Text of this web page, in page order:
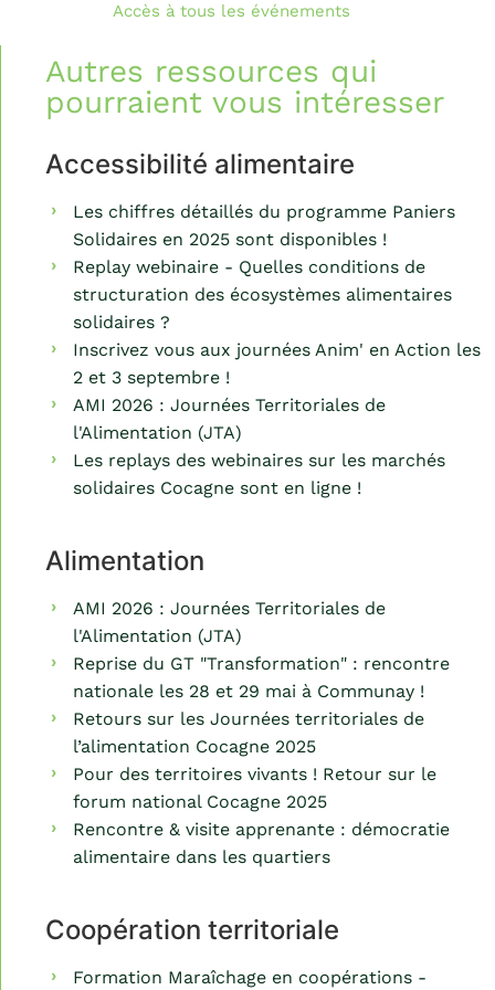
Accès à tous les événements
Autres ressources qui
pourraient vous intéresser
Accessibilité alimentaire
Les chiffres détaillés du programme Paniers
Solidaires en 2025 sont disponibles !
Replay webinaire - Quelles conditions de
structuration des écosystèmes alimentaires
solidaires ?
Inscrivez vous aux journées Anim' en Action les
2 et 3 septembre !
AMI 2026 : Journées Territoriales de
l'Alimentation (JTA)
Les replays des webinaires sur les marchés
solidaires Cocagne sont en ligne !
Alimentation
AMI 2026 : Journées Territoriales de
l'Alimentation (JTA)
Reprise du GT "Transformation" : rencontre
nationale les 28 et 29 mai à Communay !
Retours sur les Journées territoriales de
l’alimentation Cocagne 2025
Pour des territoires vivants ! Retour sur le
forum national Cocagne 2025
Rencontre & visite apprenante : démocratie
alimentaire dans les quartiers
Coopération territoriale
Formation Maraîchage en coopérations -